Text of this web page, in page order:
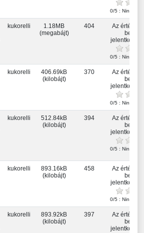
0/5 : Nincs
kukorelli
1.18MB
(megabájt)
404
Az
be kell
0/5 : Nincs
kukorelli
406.69kB
(kilobájt)
370
Az
be kell
0/5 : Nincs
kukorelli
512.84kB
(kilobájt)
394
Az
be kell
0/5 : Nincs
kukorelli
893.16kB
(kilobájt)
458
Az
be kell
0/5 : Nincs
kukorelli
893.92kB
(kilobájt)
397
Az
be kell